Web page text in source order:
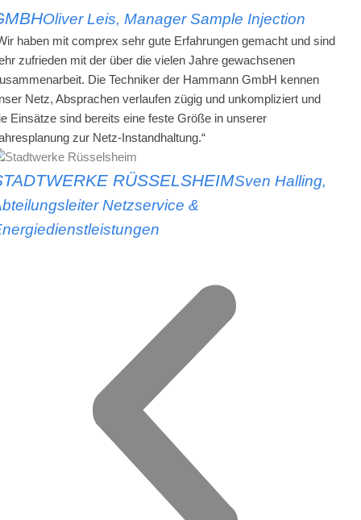
Oliver Leis, Manager Sample Injection
haben mit comprex sehr gute Erfahrungen gemacht und sind
zufrieden mit der über die vielen Jahre gewachsenen
Die Techniker der Hammann GmbH kennen
Netz, Absprachen verlaufen zügig und unkompliziert und
Einsätze sind bereits eine feste Größe in unserer
zur Netz-Instandhaltung.“
RÜSSELSHEIMSven Halling,
Netzservice &